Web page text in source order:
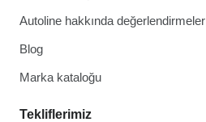
Autoline hakkında değerlendirmeler
Blog
Marka kataloğu
Tekliflerimiz